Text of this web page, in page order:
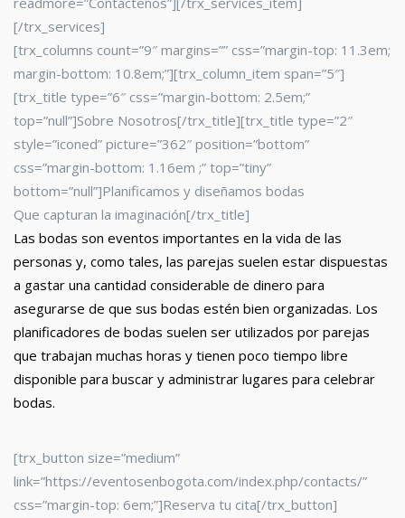
[/trx_services]
[trx_columns count=”9″ margins=”” css=”margin-top: 11.3em;
margin-bottom: 10.8em;”][trx_column_item span=”5″]
[trx_title type=”6″ css=”margin-bottom: 2.5em;”
top=”null”]Sobre Nosotros[/trx_title][trx_title type=”2″
style=”iconed” picture=”362″ position=”bottom”
css=”margin-bottom: 1.16em ;” top=”tiny”
bottom=”null”]Planificamos y diseñamos bodas
Que capturan la imaginación[/trx_title]
Las bodas son eventos importantes en la vida de las
personas y, como tales, las parejas suelen estar dispuestas
a gastar una cantidad considerable de dinero para
asegurarse de que sus bodas estén bien organizadas. Los
planificadores de bodas suelen ser utilizados por parejas
que trabajan muchas horas y tienen poco tiempo libre
disponible para buscar y administrar lugares para celebrar
bodas.
[trx_button size=”medium”
link=”https://eventosenbogota.com/index.php/contacts/”
css=”margin-top: 6em;”]Reserva tu cita[/trx_button]